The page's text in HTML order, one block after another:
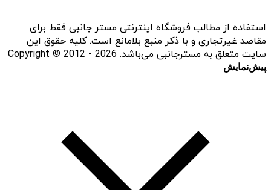
استفاده از مطالب فروشگاه اینترنتی مستر جانبی فقط برای
مقاصد غیرتجاری و با ذکر منبع بلامانع است. کلیه حقوق این
سایت متعلق به مسترجانبی می‌باشد. Copyright © 2012 - 2026
پیش‌نمایش